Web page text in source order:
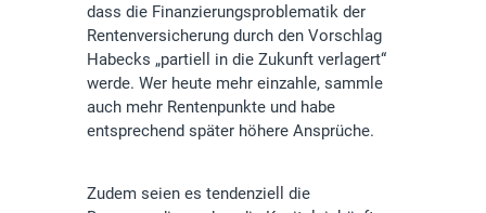
dass die Finanzierungsproblematik der
Rentenversicherung durch den Vorschlag
Habecks „partiell in die Zukunft verlagert“
werde. Wer heute mehr einzahle, sammle
auch mehr Rentenpunkte und habe
entsprechend später höhere Ansprüche.
Zudem seien es tendenziell die